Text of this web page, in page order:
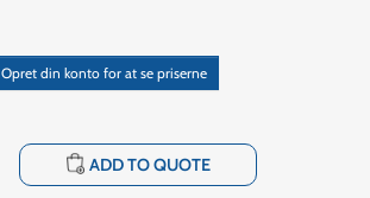
Opret din konto for at se priserne
shopping_cart ADD TO QUOTE